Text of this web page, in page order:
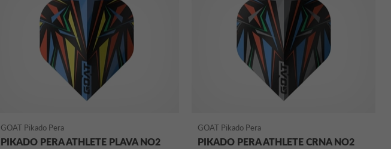
GOAT Pikado Pera
PIKADO PERA ATHLETE PLAVA NO2
GOAT Pikado Pera
PIKADO PERA ATHLETE CRNA NO2